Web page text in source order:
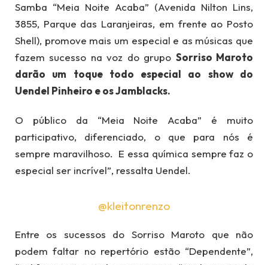
Samba “Meia Noite Acaba” (Avenida Nilton Lins,
3855, Parque das Laranjeiras, em frente ao Posto
Shell), promove mais um especial e as músicas que
fazem sucesso na voz do grupo Sorriso Maroto
darão um toque todo especial ao show do
Uendel Pinheiro e os Jamblacks.
O público​ da “Meia Noite Acaba” é muito
participativo, diferenciado, o que para nós é
sempre maravilhoso. E essa química sempre faz o
especial ser incrível”, ​ressalta Uendel.
@kleitonrenzo
Entre os sucessos do Sorriso Maroto que não
podem faltar no repertório estão “Dependente”,